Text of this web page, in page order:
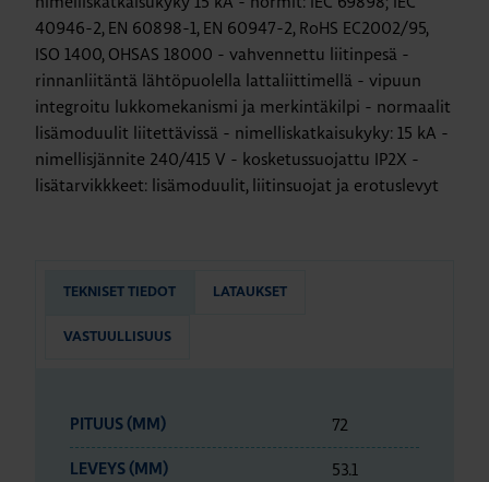
40946-2, EN 60898-1, EN 60947-2, RoHS EC2002/95,
ISO 1400, OHSAS 18000 - vahvennettu liitinpesä -
rinnanliitäntä lähtöpuolella lattaliittimellä - vipuun
integroitu lukkomekanismi ja merkintäkilpi - normaalit
lisämoduulit liitettävissä - nimelliskatkaisukyky: 15 kA -
nimellisjännite 240/415 V - kosketussuojattu IP2X -
lisätarvikkkeet: lisämoduulit, liitinsuojat ja erotuslevyt
TEKNISET TIEDOT LATAUKSET
VASTUULLISUUS
PITUUS (MM) 72
LEVEYS (MM) 53.1